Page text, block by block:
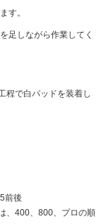
す。
足しながら作業してく
程で白パッドを装着し
前後
、400、800、プロの順